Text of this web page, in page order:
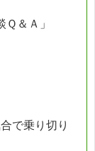
＆Ａ」
で乗り切り